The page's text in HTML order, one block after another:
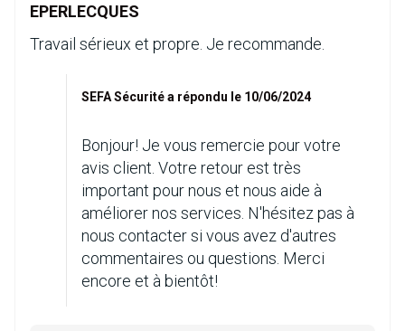
EPERLECQUES
Travail sérieux et propre. Je recommande.
SEFA Sécurité a répondu le 10/06/2024
Bonjour! Je vous remercie pour votre
avis client. Votre retour est très
important pour nous et nous aide à
améliorer nos services. N'hésitez pas à
nous contacter si vous avez d'autres
commentaires ou questions. Merci
encore et à bientôt!